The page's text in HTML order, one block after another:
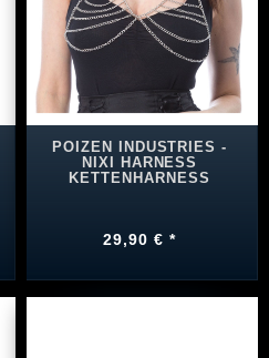
POIZEN INDUSTRIES -
NIXI HARNESS
KETTENHARNESS
29,90 € *